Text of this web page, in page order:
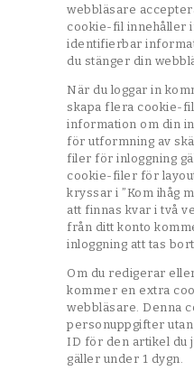
webbläsare
cookie-fil innehåller
identifierbar
du stänger din
När du loggar in
skapa flera cookie-
information om din
för utformning av
filer för inloggning
cookie-filer för
kryssar i ”Kom ihåg
att finnas kvar i två
från ditt konto
inloggning att tas bort.
Om du redigerar
kommer en extra
webbläsare. Denna
personuppgifter
ID för den artikel du
gäller under 1 dygn.